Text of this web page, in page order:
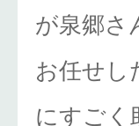
が泉郷さ
お任せし
にすごく